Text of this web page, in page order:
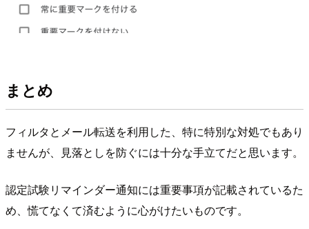
まとめ
フィルタとメール転送を利用した、特に特別な対処でもあり
ませんが、見落としを防ぐには十分な手立てだと思います。
認定試験リマインダー通知には重要事項が記載されているた
め、慌てなくて済むように心がけたいものです。